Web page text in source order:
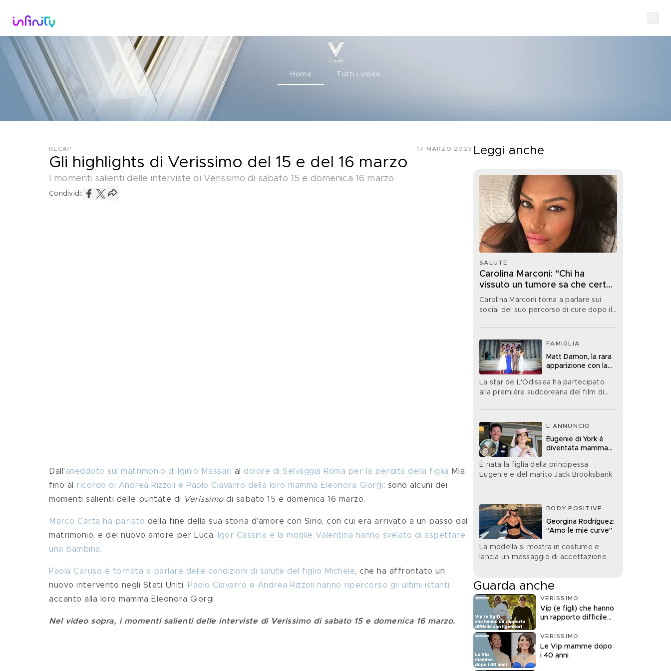
Home Tutti i video
RECAP 17 MARZO 2025
Gli highlights di Verissimo del 15 e del 16 marzo
I momenti salienti delle interviste di Verissimo di sabato 15 e domenica 16 marzo
Condividi:
Dall'aneddoto sul matrimonio di Iginio Massari al dolore di Selvaggia Roma per la perdita della figlia Mia
fino al
ricordo di Andrea Rizzoli e Paolo Ciavarro della loro mamma Eleonora Giorgi: sono alcuni dei
momenti salienti delle puntate di
Verissimo di sabato 15 e domenica 16 marzo.
Marco Carta ha parlato della fine della sua storia d'amore con Sirio, con cui era arrivato a un passo dal
matrimonio, e del nuovo amore per Luca.
Igor Cassina e la moglie Valentina hanno svelato di aspettare
una bambina.
Paola Caruso è tornata a parlare delle condizioni di salute del figlio Michele, che ha affrontato un
nuovo intervento negli Stati Uniti. Paolo Ciavarro e Andrea Rizzoli hanno ripercorso gli ultimi istanti
accanto alla loro mamma Eleonora Giorgi.
Nel video sopra, i momenti salienti delle interviste di Verissimo di sabato 15 e domenica 16 marzo.
Leggi anche
SALUTE
Carolina Marconi: “Chi ha
vissuto un tumore sa che certe
paure non se ne vanno mai
davvero”
Carolina Marconi torna a parlare sui
social del suo percorso di cure dopo il
recente
FAMIGLIA
Matt Damon, la rara
apparizione con la
La star de L'Odissea ha partecipato
alla première sudcoreana del film di
figlie minori
L'ANNUNCIO
Eugenie di York è
diventata mamma
È nata la figlia della principessa
Eugenie e del marito Jack Brooksbank
BODY POSITIVE
Georgina Rodríguez:
“Amo le mie curve"
La modella si mostra in costume e
lancia un messaggio di accettazione
Guarda anche
VERISSIMO
Vip (e figli) che hanno
un rapporto difficile
VERISSIMO
Le Vip mamme dopo
i 40 anni